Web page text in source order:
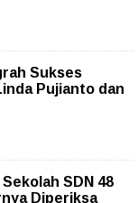
Sukses
Pujianto dan
SDN 48
Diperiksa